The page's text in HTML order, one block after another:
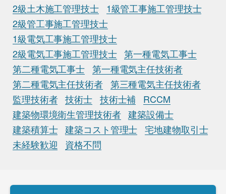
2級土木施工管理技士
1級管工事施工管理技士
2級管工事施工管理技士
1級電気工事施工管理技士
2級電気工事施工管理技士 第一種電気工事士
第二種電気工事士 第一種電気主任技術者
第二種電気主任技術者 第三種電気主任技術者
監理技術者 技術士 技術士補
RCCM
建築物環境衛生管理技術者 建築設備士
建築積算士 建築コスト管理士 宅地建物取引士
未経験歓迎
資格不問